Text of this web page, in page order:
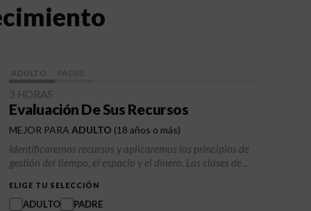
ADULTO
3 HORAS
Evaluación De Sus Recursos
MEJOR PARAADULTO (18 años o más)
Identificaremos recursos y aplicaremos los principios de
gestión del tiempo, el espacio y el dinero. Las clases de
personas y las organizaciones optimicen el uso de los
recursos, mejoren la eficiencia y logren sus objetivos de
ELIGE TU SELECCIÓN
ADULTO PADRE